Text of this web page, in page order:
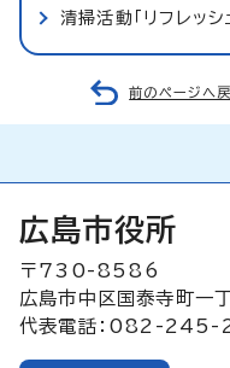
清掃活動「リフレッシ
前のページへ
広島市役所
〒730-8586
広島市中区国泰寺町一
代表電話：082-245-